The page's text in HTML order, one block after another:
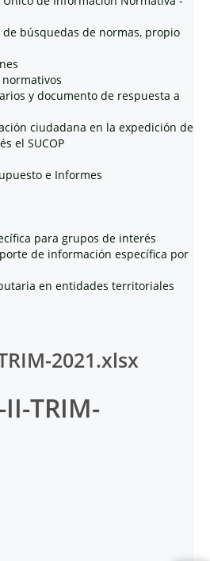
de búsquedas de normas, propio
normativos
y documento de respuesta a
ciudadana en la expedición de
el SUCOP
e Informes
para grupos de interés
de información específica por
en entidades territoriales
2021.xlsx
TRIM-